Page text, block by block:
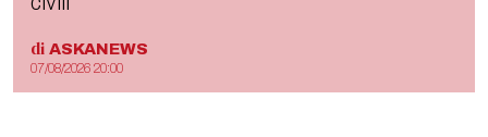
di ASKANEWS
07/08/2026 20:00